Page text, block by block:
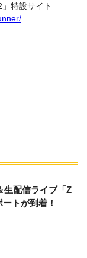
特設サイト
生配信ライブ「Z
トが到着！